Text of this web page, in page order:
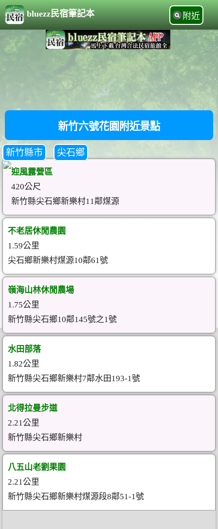
bluezz民宿筆記本 附近
新竹六號花園附近景點
新竹縣市 尖石鄉
迎風露營區
420公尺
新竹縣尖石鄉新樂村11鄰煤源
不老居休閒農園
1.59公里
尖石鄉新樂村煤源10鄰61號
嶺海山林休閒農場
1.75公里
新竹縣尖石鄉10鄰145號之1號
水田部落
1.82公里
新竹縣尖石鄉新樂村7鄰水田193-1號
北得拉曼步道
2.21公里
新竹縣尖石鄉新樂村
八五山老劉果園
2.21公里
新竹縣尖石鄉新樂村煤源段8鄰51-1號